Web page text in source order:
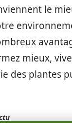
le
mieux,
des plantes